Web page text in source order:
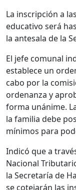
La inscripción a
educativo será
la antesala de la
El jefe comunal
establece un
cabo por la
ordenanza y
forma unánime.
la familia debe
mínimos para
Indicó que a
Nacional
la Secretaría de
se cotejarán las